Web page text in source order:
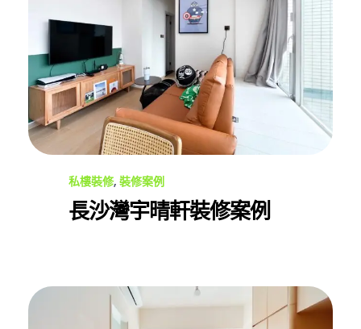
私樓裝修, 裝修案例
長沙灣宇晴軒裝修案例